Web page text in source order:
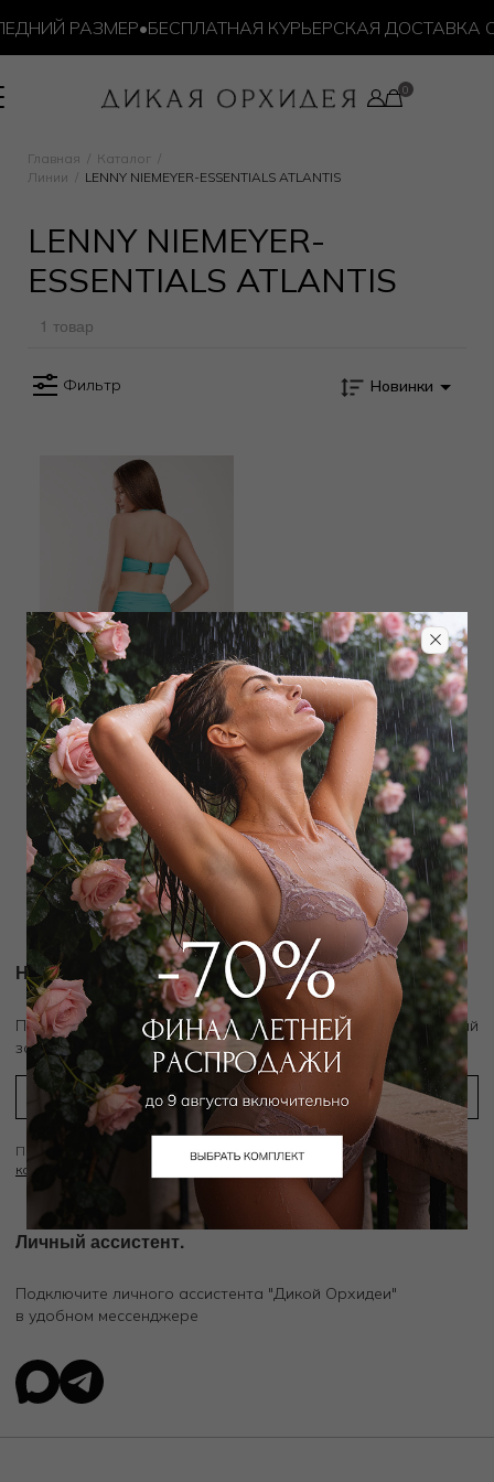
РАЗМЕР•БЕСПЛАТНАЯ КУРЬЕРСКАЯ ДОСТАВКА
Главная
Каталог
Линии
LENNY NIEMEYER-ESSENTIALS ATLANTIS
LENNY NIEMEYER-
ESSENTIALS ATLANTIS
1 товар
Фильтр Новинки
LENNY NIEMEYER
Плавки слип
3 825 ₽ 18 000 ₽
Новости и акции
Подпишитесь на рассылку и получитескидку 10%на первый
заказ
Подписываясь на рассылку вы соглашаетесь с условиями
Политики
конфиденциальности
Личный ассистент.
Подключите личного ассистента "Дикой Орхидеи"
в удобном мессенджере